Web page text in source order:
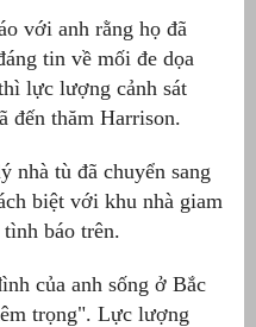
với anh rằng họ đã
tin về mối đe dọa
lực lượng cảnh sát
đến thăm Harrison.
nhà tù đã chuyển sang
biệt với khu nhà giam
báo trên.
của anh sống ở Bắc
trọng". Lực lượng